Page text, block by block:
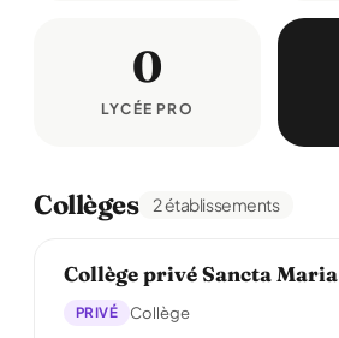
0
LYCÉE PRO
Collèges 2 établissements
Collège privé Sancta Maria
PRIVÉ Collège